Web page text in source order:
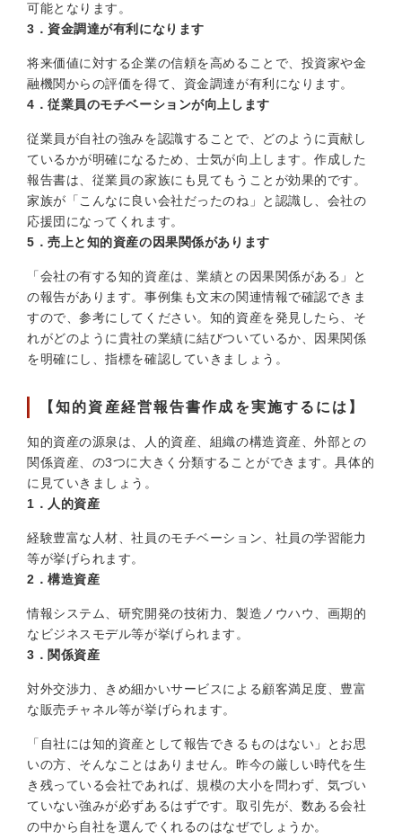
可能となります。
3．資金調達が有利になります
将来価値に対する企業の信頼を高めることで、投資家や金
融機関からの評価を得て、資金調達が有利になります。
4．従業員のモチベーションが向上します
従業員が自社の強みを認識することで、どのように貢献し
ているかが明確になるため、士気が向上します。作成した
報告書は、従業員の家族にも見てもうことが効果的です。
家族が「こんなに良い会社だったのね」と認識し、会社の
応援団になってくれます。
5．売上と知的資産の因果関係があります
「会社の有する知的資産は、業績との因果関係がある」と
の報告があります。事例集も文末の関連情報で確認できま
すので、参考にしてください。知的資産を発見したら、そ
れがどのように貴社の業績に結びついているか、因果関係
を明確にし、指標を確認していきましょう。
【知的資産経営報告書作成を実施するには】
知的資産の源泉は、人的資産、組織の構造資産、外部との
関係資産、の3つに大きく分類することができます。具体的
に見ていきましょう。
1．人的資産
経験豊富な人材、社員のモチベーション、社員の学習能力
等が挙げられます。
2．構造資産
情報システム、研究開発の技術力、製造ノウハウ、画期的
なビジネスモデル等が挙げられます。
3．関係資産
対外交渉力、きめ細かいサービスによる顧客満足度、豊富
な販売チャネル等が挙げられます。
「自社には知的資産として報告できるものはない」とお思
いの方、そんなことはありません。昨今の厳しい時代を生
き残っている会社であれば、規模の大小を問わず、気づい
ていない強みが必ずあるはずです。取引先が、数ある会社
の中から自社を選んでくれるのはなぜでしょうか。